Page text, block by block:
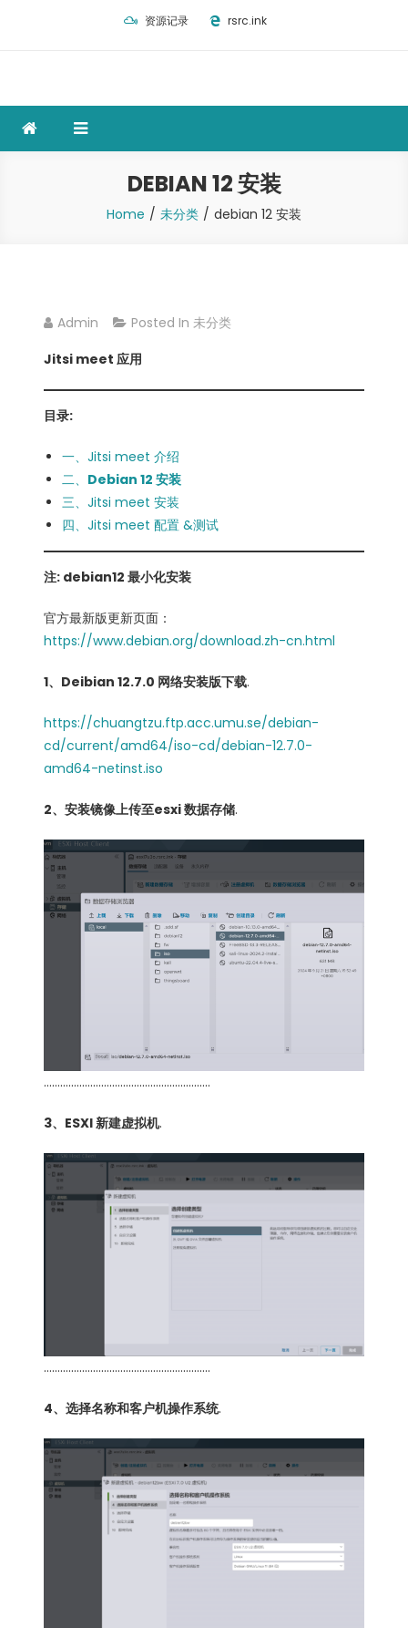
资源记录 rsrc.ink
DEBIAN 12 安装
Home 未分类 debian 12 安装
Admin Posted In未分类
Jitsi meet 应用
目录:
一、Jitsi meet 介绍
二、 Debian 12 安装
三、Jitsi meet 安装
四、Jitsi meet 配置 &测试
注: debian12 最小化安装
官方最新版更新页面：
https://www.debian.org/download.zh-cn.html
1、Deibian 12.7.0 网络安装版下载.
https://chuangtzu.ftp.acc.umu.se/debian-
cd/current/amd64/iso-cd/debian-12.7.0-
amd64-netinst.iso
2、安装镜像上传至esxi 数据存储.
…………………………………………………….
3、ESXI 新建虚拟机.
…………………………………………………….
4、选择名称和客户机操作系统.